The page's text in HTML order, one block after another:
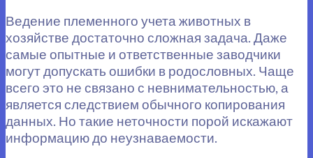
Ведение племенного учета животных в
хозяйстве достаточно сложная задача. Даже
самые опытные и ответственные заводчики
могут допускать ошибки в родословных. Чаще
всего это не связано с невнимательностью, а
является следствием обычного копирования
данных. Но такие неточности порой искажают
информацию до неузнаваемости.